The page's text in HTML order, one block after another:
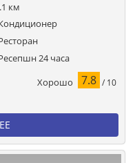
км
24 часа
Хорошо 7.8 / 10